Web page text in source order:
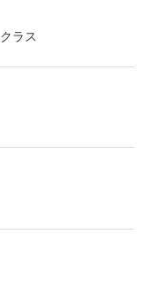
ラス